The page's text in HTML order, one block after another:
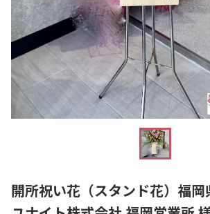
開所祝い花（スタンド花）福